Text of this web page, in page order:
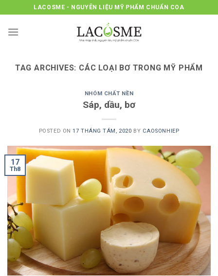
to
content
LACOSME - NGUYÊN LIỆU MỸ PHẨM CHUẨN COA
TAG ARCHIVES: CÁC LOẠI BƠ TRONG MỸ PHẨM
NHÓM CHẤT NỀN
Sáp, dầu, bơ
POSTED ON17 THÁNG TÁM, 2020 BY CAOSONHIEP
17
Th8